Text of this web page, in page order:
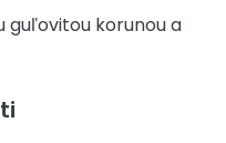
guľovitou korunou a